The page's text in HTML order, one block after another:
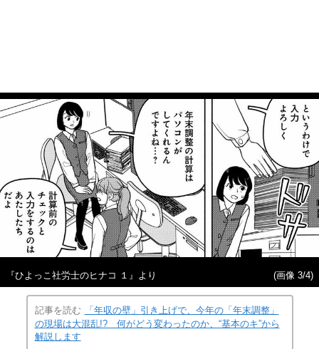
『ひよっこ社労士のヒナコ １』より (画像 3/4)
記事を読む
「年収の壁」引き上げで、今年の「年末調整」
の現場は大混乱!? 何がどう変わったのか、“基本のキ”から
解説します